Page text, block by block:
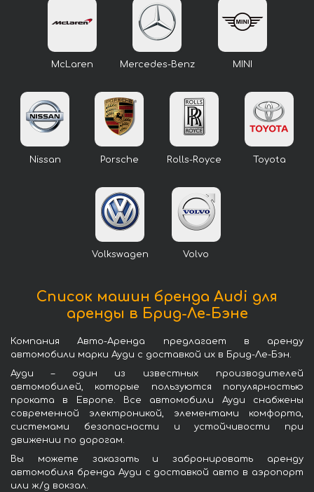
McLaren Mercedes-Benz MINI
Nissan Porsche Rolls-Royce Toyota
Volkswagen Volvo
Список машин бренда Audi для
аренды в Брид-Ле-Бэне
Компания Авто-Аренда предлагает в аренду
автомобили марки Ауди с доставкой их в Брид-Ле-Бэн.
Ауди – один из известных производителей
автомобилей, которые пользуются популярностью
проката в Европе. Все автомобили Ауди снабжены
современной электроникой, элементами комфорта,
системами безопасности и устойчивости при
движении по дорогам.
Вы можете заказать и забронировать аренду
автомобиля бренда Ауди с доставкой авто в аэропорт
или ж/д вокзал.